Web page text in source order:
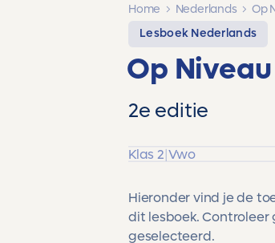
Home Nederlands
Op
Lesboek Nederlands
Op
2e editie
Klas 2|Vwo
Hieronder vind je de
dit lesboek.
geselecteerd.